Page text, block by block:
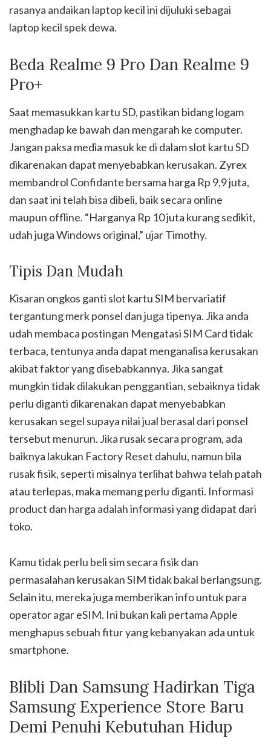
rasanya andaikan laptop kecil ini dijuluki sebagai
laptop kecil spek dewa.
Beda Realme 9 Pro Dan Realme 9
Pro+
Saat memasukkan kartu SD, pastikan bidang logam
menghadap ke bawah dan mengarah ke computer.
Jangan paksa media masuk ke di dalam slot kartu SD
dikarenakan dapat menyebabkan kerusakan. Zyrex
membandrol Confidante bersama harga Rp 9,9 juta,
dan saat ini telah bisa dibeli, baik secara online
maupun offline. “Harganya Rp 10 juta kurang sedikit,
udah juga Windows original,” ujar Timothy.
Tipis Dan Mudah
Kisaran ongkos ganti slot kartu SIM bervariatif
tergantung merk ponsel dan juga tipenya. Jika anda
udah membaca postingan Mengatasi SIM Card tidak
terbaca, tentunya anda dapat menganalisa kerusakan
akibat faktor yang disebabkannya. Jika sangat
mungkin tidak dilakukan penggantian, sebaiknya tidak
perlu diganti dikarenakan dapat menyebabkan
kerusakan segel supaya nilai jual berasal dari ponsel
tersebut menurun. Jika rusak secara program, ada
baiknya lakukan Factory Reset dahulu, namun bila
rusak fisik, seperti misalnya terlihat bahwa telah patah
atau terlepas, maka memang perlu diganti. Informasi
product dan harga adalah informasi yang didapat dari
toko.
Kamu tidak perlu beli sim secara fisik dan
permasalahan kerusakan SIM tidak bakal berlangsung.
Selain itu, mereka juga memberikan info untuk para
operator agar eSIM. Ini bukan kali pertama Apple
menghapus sebuah fitur yang kebanyakan ada untuk
smartphone.
Blibli Dan Samsung Hadirkan Tiga
Samsung Experience Store Baru
Demi Penuhi Kebutuhan Hidup